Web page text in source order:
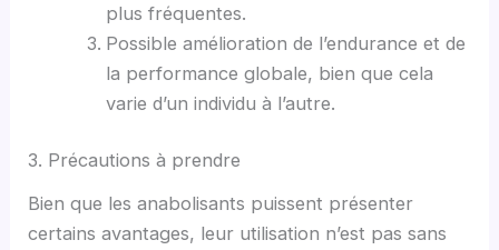
plus fréquentes.
Possible amélioration de l’endurance et de
la performance globale, bien que cela
varie d’un individu à l’autre.
3. Précautions à prendre
Bien que les anabolisants puissent présenter
certains avantages, leur utilisation n’est pas sans